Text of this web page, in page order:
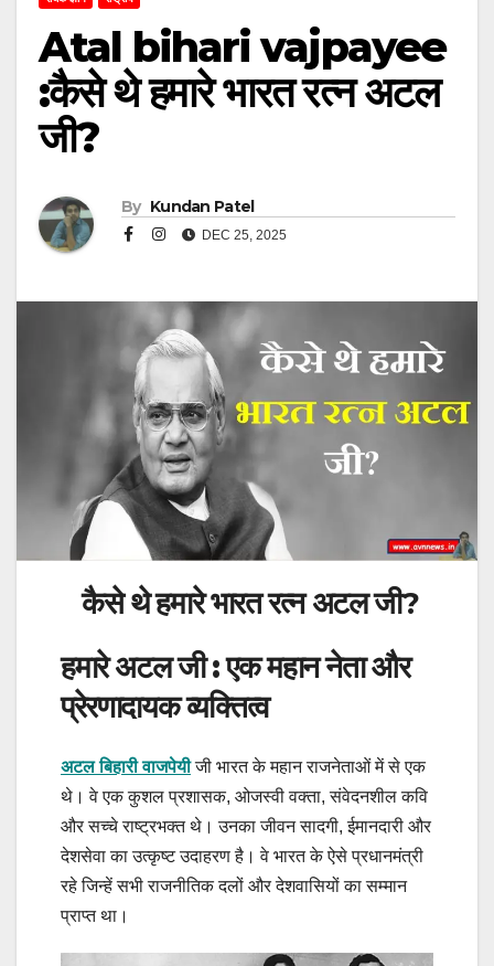
Atal bihari vajpayee
:कैसे थे हमारे भारत रत्न अटल
जी?
By Kundan Patel
DEC 25, 2025
कैसे थे हमारे भारत रत्न अटल जी?
हमारे अटल जी : एक महान नेता और
प्रेरणादायक व्यक्तित्व
अटल बिहारी वाजपेयी जी भारत के महान राजनेताओं में से एक
थे। वे एक कुशल प्रशासक, ओजस्वी वक्ता, संवेदनशील कवि
और सच्चे राष्ट्रभक्त थे। उनका जीवन सादगी, ईमानदारी और
देशसेवा का उत्कृष्ट उदाहरण है। वे भारत के ऐसे प्रधानमंत्री
रहे जिन्हें सभी राजनीतिक दलों और देशवासियों का सम्मान
प्राप्त था।